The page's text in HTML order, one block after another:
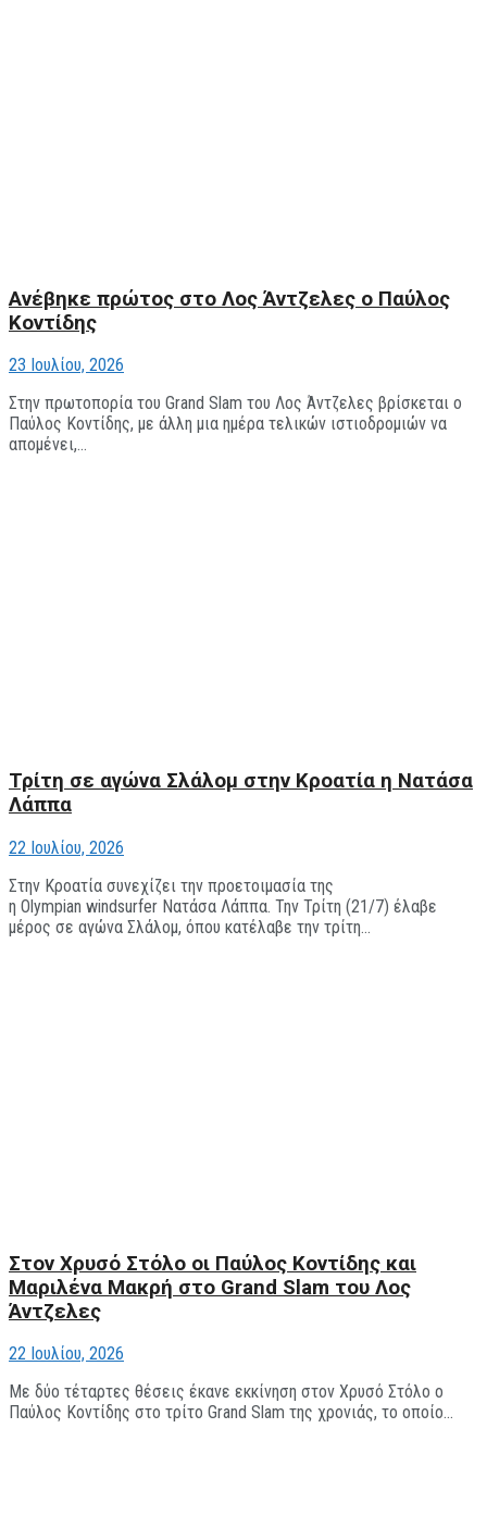
Ανέβηκε πρώτος στο Λος Άντζελες ο Παύλος
Κοντίδης
23 Ιουλίου, 2026
Στην πρωτοπορία του Grand Slam του Λος Άντζελες βρίσκεται ο
Παύλος Κοντίδης, με άλλη μια ημέρα τελικών ιστιοδρομιών να
απομένει,...
Τρίτη σε αγώνα Σλάλομ στην Κροατία η Νατάσα
Λάππα
22 Ιουλίου, 2026
Στην Κροατία συνεχίζει την προετοιμασία της
η Olympian windsurfer Νατάσα Λάππα. Την Τρίτη (21/7) έλαβε
μέρος σε αγώνα Σλάλομ, όπου κατέλαβε την τρίτη...
Στον Χρυσό Στόλο oι Παύλος Κοντίδης και
Μαριλένα Μακρή στο Grand Slam του Λος
Άντζελες
22 Ιουλίου, 2026
Με δύο τέταρτες θέσεις έκανε εκκίνηση στον Χρυσό Στόλο ο
Παύλος Κοντίδης στο τρίτο Grand Slam της χρονιάς, το οποίο...